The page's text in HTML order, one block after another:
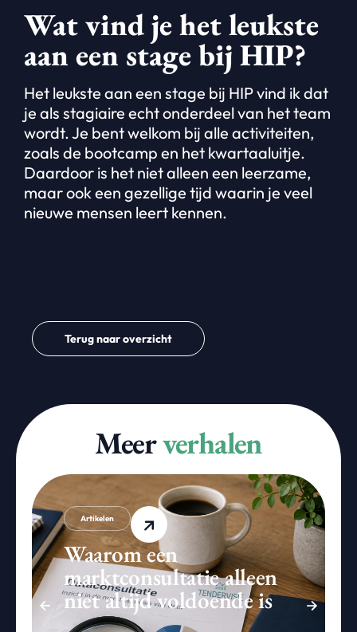
Wat vind je het leukste
aan een stage bij HIP?
Het leukste aan een stage bij HIP vind ik dat
je als stagiaire echt onderdeel van het team
wordt. Je bent welkom bij alle activiteiten,
zoals de bootcamp en het kwartaaluitje.
Daardoor is het niet alleen een leerzame,
maar ook een gezellige tijd waarin je veel
nieuwe mensen leert kennen.
Terug naar overzicht
Meerverhalen
Artikelen
Waarom een
marktconsultatie alleen
niet altijd voldoende is